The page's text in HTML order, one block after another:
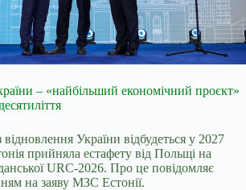
– «найбільший економічний проєкт»
України відбудеться у 2027
прийняла естафету від Польщі на
URC-2026. Про це повідомляє
на заяву МЗС Естонії.